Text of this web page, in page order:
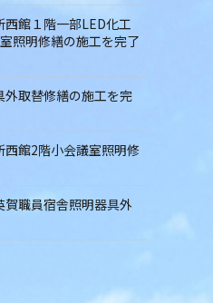
館１階一部LED化工
照明修繕の施工を完了
取替修繕の施工を完
西館2階小会議室照明修
職員宿舎照明器具外